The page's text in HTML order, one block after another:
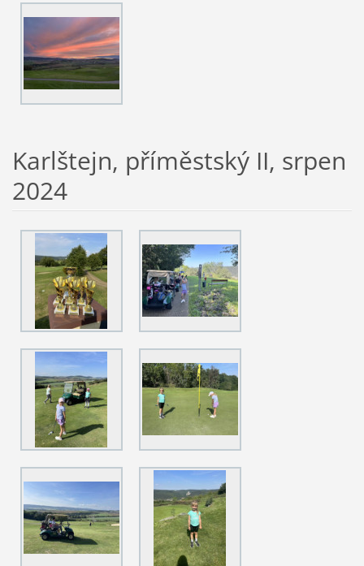
Karlštejn, příměstský II, srpen
2024